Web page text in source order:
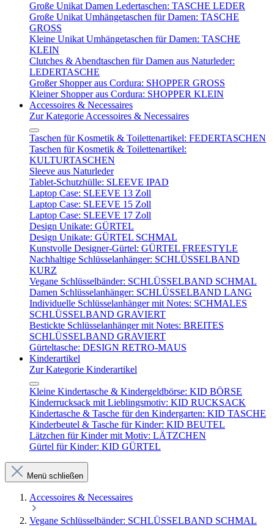
Große Unikat Damen Ledertaschen: TASCHE LEDER
Große Unikat Umhängetaschen für Damen: TASCHE
GROSS
Kleine Unikat Umhängetaschen für Damen: TASCHE
KLEIN
Clutches & Abendtaschen für Damen aus Naturleder:
LEDERTASCHE
Großer Shopper aus Cordura: SHOPPER GROSS
Kleiner Shopper aus Cordura: SHOPPER KLEIN
Accessoires & Necessaires
Zur Kategorie Accessoires & Necessaires
Taschen für Kosmetik & Toilettenartikel: FEDERTASCHEN
Taschen für Kosmetik & Toilettenartikel:
KULTURTASCHEN
Sleeve aus Naturleder
Tablet-Schutzhülle: SLEEVE IPAD
Laptop Case: SLEEVE 13 Zoll
Laptop Case: SLEEVE 15 Zoll
Laptop Case: SLEEVE 17 Zoll
Design Unikate: GÜRTEL
Design Unikate: GÜRTEL SCHMAL
Kunstvolle Designer-Gürtel: GÜRTEL FREESTYLE
Nachhaltige Schlüsselanhänger: SCHLÜSSELBAND
KURZ
Vegane Schlüsselbänder: SCHLÜSSELBAND SCHMAL
Damen Schlüsselanhänger: SCHLÜSSELBAND LANG
Individuelle Schlüsselanhänger mit Notes: SCHMALES
SCHLÜSSELBAND GRAVIERT
Bestickte Schlüsselanhänger mit Notes: BREITES
SCHLÜSSELBAND GRAVIERT
Gürteltasche: DESIGN RETRO-MAUS
Kinderartikel
Zur Kategorie Kinderartikel
Kleine Kindertasche & Kindergeldbörse: KID BÖRSE
Kinderrucksack mit Lieblingsmotiv: KID RUCKSACK
Kindertasche & Tasche für den Kindergarten: KID TASCHE
Kinderbeutel & Tasche für Kinder: KID BEUTEL
Lätzchen für Kinder mit Motiv: LÄTZCHEN
Gürtel für Kinder: KID GÜRTEL
Menü schließen
Accessoires & Necessaires
Vegane Schlüsselbänder: SCHLÜSSELBAND SCHMAL